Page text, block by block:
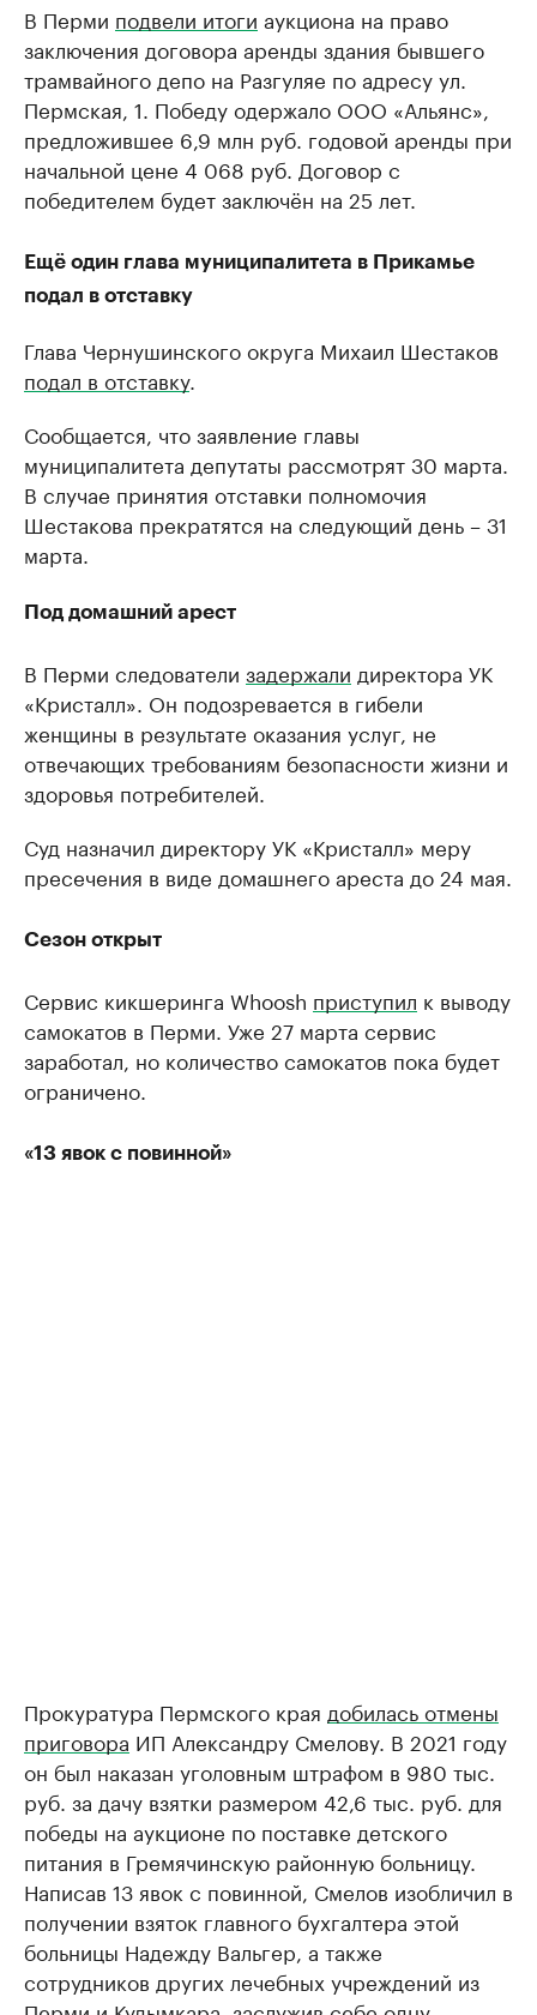
В Перми подвели итоги аукциона на право
заключения договора аренды здания бывшего
трамвайного депо на Разгуляе по адресу ул.
Пермская, 1. Победу одержало ООО «Альянс»,
предложившее 6,9 млн руб. годовой аренды при
начальной цене 4 068 руб. Договор с
победителем будет заключён на 25 лет.
Ещё один глава муниципалитета в Прикамье
подал в отставку
Глава Чернушинского округа Михаил Шестаков
подал в отставку.
Сообщается, что заявление главы
муниципалитета депутаты рассмотрят 30 марта.
В случае принятия отставки полномочия
Шестакова прекратятся на следующий день – 31
марта.
Под домашний арест
В Перми следователи задержали директора УК
«Кристалл». Он подозревается в гибели
женщины в результате оказания услуг, не
отвечающих требованиям безопасности жизни и
здоровья потребителей.
Суд назначил директору УК «Кристалл» меру
пресечения в виде домашнего ареста до 24 мая.
Сезон открыт
Сервис кикшеринга Whoosh приступил к выводу
самокатов в Перми. Уже 27 марта сервис
заработал, но количество самокатов пока будет
ограничено.
«13 явок с повинной»
Прокуратура Пермского края добилась отмены
приговора ИП Александру Смелову. В 2021 году
он был наказан уголовным штрафом в 980 тыс.
руб. за дачу взятки размером 42,6 тыс. руб. для
победы на аукционе по поставке детского
питания в Гремячинскую районную больницу.
Написав 13 явок с повинной, Смелов изобличил в
получении взяток главного бухгалтера этой
больницы Надежду Вальгер, а также
сотрудников других лечебных учреждений из